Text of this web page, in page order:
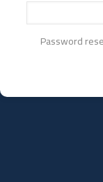
Password